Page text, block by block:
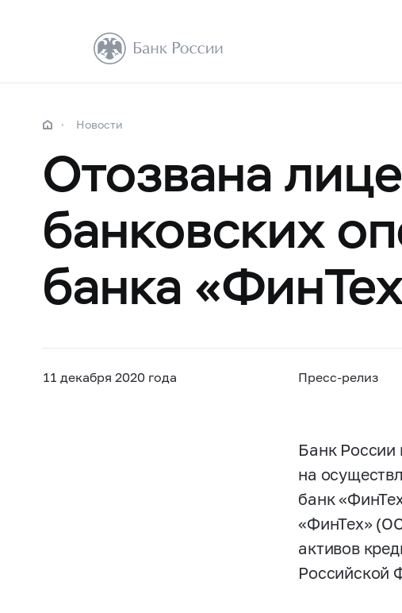
Новости
Отозвана
банковских
банка
11 декабря 2020 года Пресс-релиз
Банк
на
банк
«ФинТех»
активов
Российской